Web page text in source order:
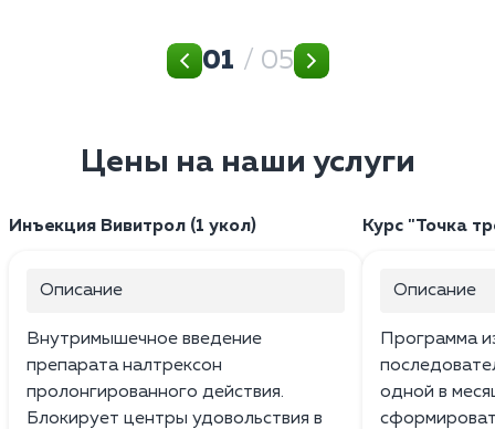
01 / 05
Цены на наши услуги
Инъекция Вивитрол (1 укол)
Описание
Внутримышечное введение
препарата налтрексон
пролонгированного действия.
Блокирует центры удовольствия в
Курс "Точка
Описание
Программа
одной в